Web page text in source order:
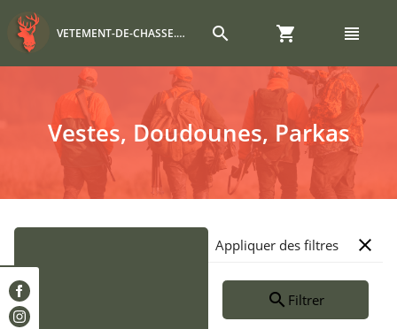
VETEMENT-DE-CHASSE.COM search shopping_cart view_headline
Vestes, Doudounes, Parkas
Appliquer des filtres close
search Filtrer